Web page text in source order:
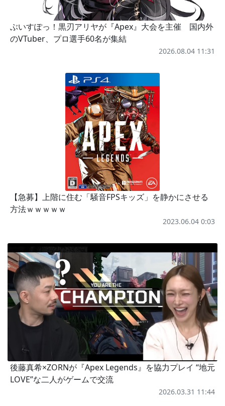
ぶいすぽっ！黒刃アリヤが『Apex』大会を主催 国内外
のVTuber、プロ選手60名が集結
2026.08.04 11:31
【急募】上階に住む「騒音FPSキッズ」を静かにさせる
方法ｗｗｗｗｗ
2023.06.04 0:03
後藤真希×ZORNが『Apex Legends』を協力プレイ “地元
LOVE”な二人がゲームで交流
2026.03.31 11:44